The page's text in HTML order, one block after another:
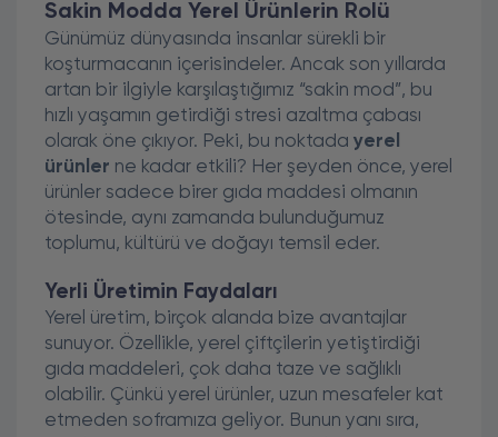
Sakin Modda Yerel Ürünlerin Rolü
Günümüz dünyasında insanlar sürekli bir
koşturmacanın içerisindeler. Ancak son yıllarda
artan bir ilgiyle karşılaştığımız “sakin mod”, bu
hızlı yaşamın getirdiği stresi azaltma çabası
olarak öne çıkıyor. Peki, bu noktada yerel
ürünler ne kadar etkili? Her şeyden önce, yerel
ürünler sadece birer gıda maddesi olmanın
ötesinde, aynı zamanda bulunduğumuz
toplumu, kültürü ve doğayı temsil eder.
Yerli Üretimin Faydaları
Yerel üretim, birçok alanda bize avantajlar
sunuyor. Özellikle, yerel çiftçilerin yetiştirdiği
gıda maddeleri, çok daha taze ve sağlıklı
olabilir. Çünkü yerel ürünler, uzun mesafeler kat
etmeden soframıza geliyor. Bunun yanı sıra,